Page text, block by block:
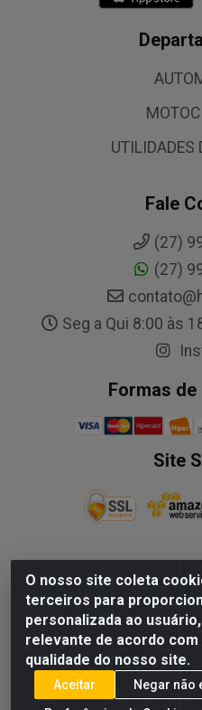
O nosso site coleta
terceiros para
personalizada ao
relevante de acordo
qualidade do nosso site.
Aceitar
Negar não
UTILIDADES
Fale
(27)
(27)
Seg a Qui 8:00 às
Formas
Site
NALESSO DISTRIBUIDORA
Paulo Afonso, nº10
Velha/ES - CEP 29.118-033